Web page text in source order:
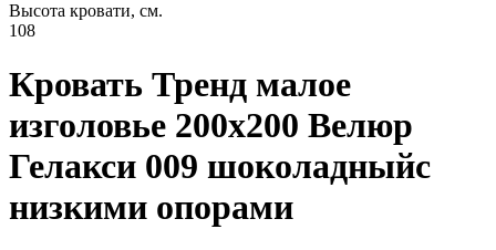
Высота кровати, см.
108
Кровать Тренд малое
изголовье 200х200 Велюр
Гелакси 009 шоколадныйс
низкими опорами